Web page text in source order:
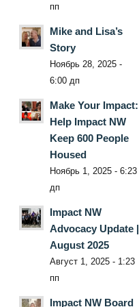
пп
Mike and Lisa’s
Story
Ноябрь 28, 2025 -
6:00 дп
Make Your Impact:
Help Impact NW
Keep 600 People
Housed
Ноябрь 1, 2025 - 6:23
дп
Impact NW
Advocacy Update |
August 2025
Август 1, 2025 - 1:23
пп
Impact NW Board